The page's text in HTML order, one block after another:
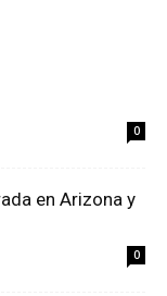
0
en Arizona y
0